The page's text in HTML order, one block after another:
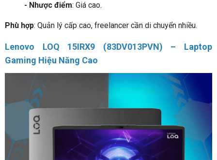
- Nhược điểm: Giá cao.
Phù hợp: Quản lý cấp cao, freelancer cần di chuyển nhiều.
Lenovo LOQ 15IRX9 (83DV013PVN) – Laptop
Gaming Hiệu Năng Cao